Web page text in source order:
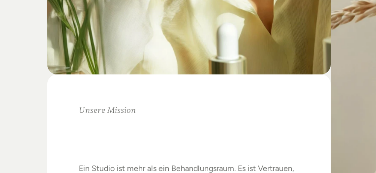
Unsere Mission
Ein Studio ist mehr als ein Behandlungsraum. Es ist Vertrauen,